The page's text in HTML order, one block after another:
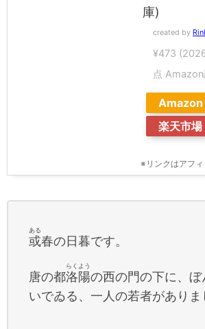
庫)
created by
¥473
点
Amazon
楽天市場
※リンクはアフ
或
ある
春の日暮です。
唐の都洛陽
らくよう
の西の門の下に、
いでゐる、一人の若者がありま